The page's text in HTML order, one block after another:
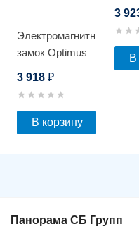
Электромагнитный
замок Optimus
3 918 ₽
В корзину
3
В
Панорама СБ Групп